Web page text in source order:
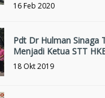
16 Feb 2020
Pdt Dr Hulman Sinaga
Menjadi Ketua STT
18 Okt 2019